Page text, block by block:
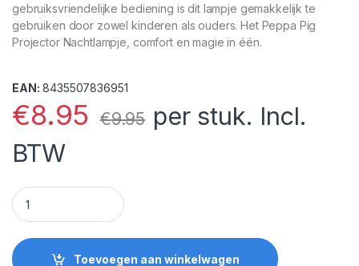
gebruiksvriendelijke bediening is dit lampje gemakkelijk te
gebruiken door zowel kinderen als ouders. Het Peppa Pig
Projector Nachtlampje, comfort en magie in één.
EAN: 8435507836951
€8.95 €9.95 per stuk. Incl.
BTW
Peppa Pig Projector Nachtlampje quantity
Toevoegen aan winkelwagen